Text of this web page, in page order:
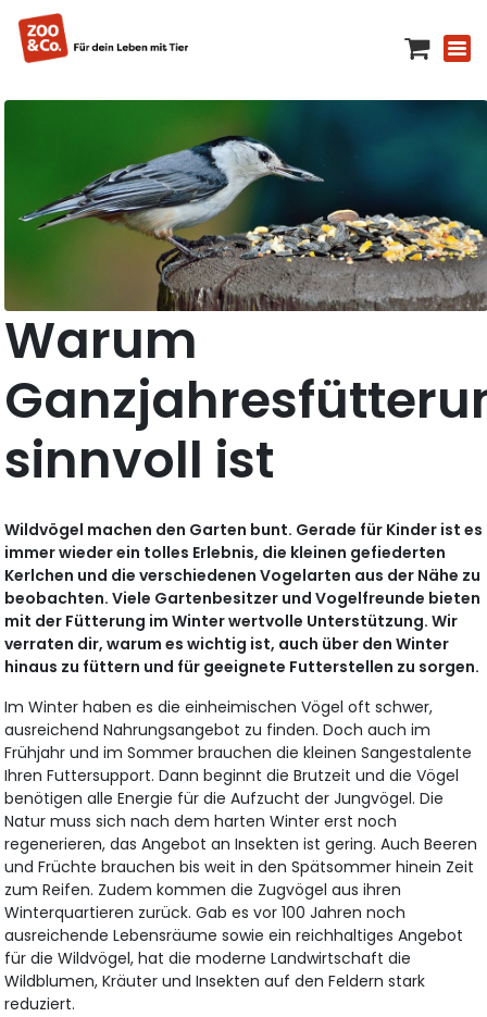
Warum
sinnvoll ist
Wildvögel machen den Garten bunt. Gerade für Kinder ist es
immer wieder ein tolles Erlebnis, die kleinen gefiederten
Kerlchen und die verschiedenen Vogelarten aus der Nähe zu
beobachten. Viele Gartenbesitzer und Vogelfreunde bieten
mit der Fütterung im Winter wertvolle Unterstützung. Wir
verraten dir, warum es wichtig ist, auch über den Winter
hinaus zu füttern und für geeignete Futterstellen zu sorgen.
Im Winter haben es die einheimischen Vögel oft schwer,
ausreichend Nahrungsangebot zu finden. Doch auch im
Frühjahr und im Sommer brauchen die kleinen Sangestalente
Ihren Futtersupport. Dann beginnt die Brutzeit und die Vögel
benötigen alle Energie für die Aufzucht der Jungvögel. Die
Natur muss sich nach dem harten Winter erst noch
regenerieren, das Angebot an Insekten ist gering. Auch Beeren
und Früchte brauchen bis weit in den Spätsommer hinein Zeit
zum Reifen. Zudem kommen die Zugvögel aus ihren
Winterquartieren zurück. Gab es vor 100 Jahren noch
ausreichende Lebensräume sowie ein reichhaltiges Angebot
für die Wildvögel, hat die moderne Landwirtschaft die
Wildblumen, Kräuter und Insekten auf den Feldern stark
reduziert.